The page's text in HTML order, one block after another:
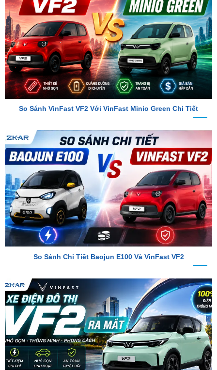
So Sánh VinFast VF2 Với VinFast Minio Green Chi Tiết
So Sánh Chi Tiết Baojun E100 Và VinFast VF2